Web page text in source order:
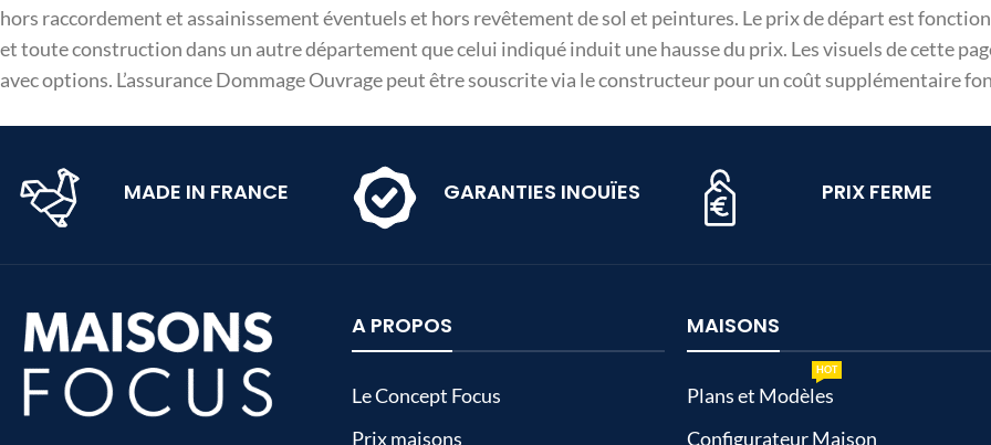
hors raccordement et assainissement éventuels et hors revêtement de sol et peintures. Le prix de départ est
et toute construction dans un autre département que celui indiqué induit une hausse du prix. Les visuels de cette
avec options. L’assurance Dommage Ouvrage peut être souscrite via le constructeur pour un coût supplémentaire
MADE IN FRANCE GARANTIES INOUÏES PRIX FERME
A PROPOS
Le Concept Focus
Prix maisons
MAISONS
Plans et Modèles
HOT
Configurateur Maison